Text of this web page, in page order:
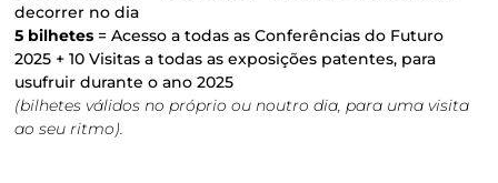
decorrer no dia
5 bilhetes = Acesso a todas as Conferências do Futuro
2025 + 10 Visitas a todas as exposições patentes, para
usufruir durante o ano 2025
(bilhetes válidos no próprio ou noutro dia, para uma visita
ao seu ritmo).